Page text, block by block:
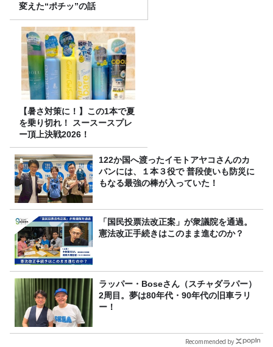
変えた“ポチッ”の話
【暑さ対策に！】この1本で夏
を乗り切れ！ スースースプレ
ー頂上決戦2026！
122か国へ渡ったイモトアヤコさんのカ
バンには、１本３役で 普段使いも防災に
もなる最強の棒が入っていた！
「国民投票法改正案」が衆議院を通過。
憲法改正手続きはこのまま進むのか？
ラッパー・Boseさん（スチャダラパー）
2周目。夢は80年代・90年代の旧車ラリ
ー！
Recommended by